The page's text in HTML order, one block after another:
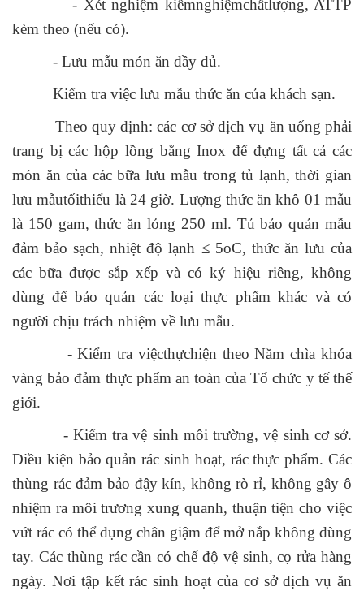
- Xét nghiệm kiểmnghiệmchấtlượng, ATTP
kèm theo (nếu có).
- Lưu mẫu món ăn đầy đủ.
Kiểm tra việc lưu mẫu thức ăn của khách sạn.
Theo quy định: các cơ sở dịch vụ ăn uống phải
trang bị các hộp lồng bằng Inox để đựng tất cả các
món ăn của các bữa lưu mẫu trong tủ lạnh, thời gian
lưu mẫutốithiểu là 24 giờ. Lượng thức ăn khô 01 mẫu
là 150 gam, thức ăn lỏng 250 ml. Tủ bảo quản mẫu
đảm bảo sạch, nhiệt độ lạnh ≤ 5oC, thức ăn lưu của
các bữa được sắp xếp và có ký hiệu riêng, không
dùng để bảo quản các loại thực phẩm khác và có
người chịu trách nhiệm về lưu mẫu.
- Kiểm tra việcthựchiện theo Năm chìa khóa
vàng bảo đảm thực phẩm an toàn của Tổ chức y tế thế
giới.
- Kiểm tra vệ sinh môi trường, vệ sinh cơ sở.
Điều kiện bảo quản rác sinh hoạt, rác thực phẩm. Các
thùng rác đảm bảo đậy kín, không rò rỉ, không gây ô
nhiệm ra môi trương xung quanh, thuận tiện cho việc
vứt rác có thể dụng chân giậm để mở nắp không dùng
tay. Các thùng rác cần có chế độ vệ sinh, cọ rửa hàng
ngày. Nơi tập kết rác sinh hoạt của cơ sở dịch vụ ăn